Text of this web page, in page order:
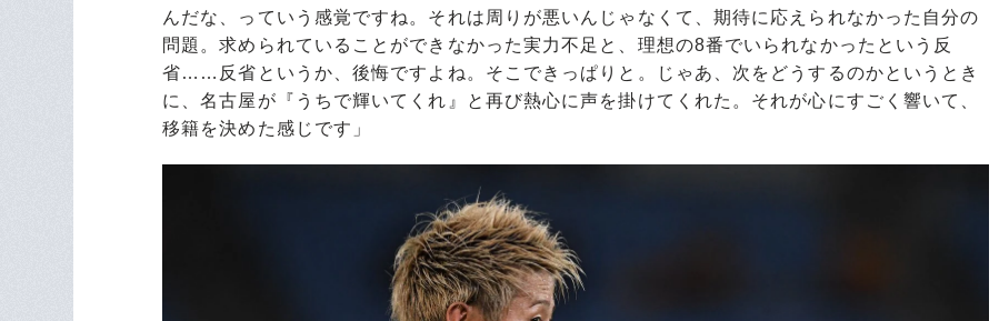
んだな、っていう感覚ですね。それは周りが悪いんじゃなくて、期待に応えられなかった自分の
問題。求められていることができなかった実力不足と、理想の8番でいられなかったという反
省……反省というか、後悔ですよね。そこできっぱりと。じゃあ、次をどうするのかというとき
に、名古屋が『うちで輝いてくれ』と再び熱心に声を掛けてくれた。それが心にすごく響いて、
移籍を決めた感じです」